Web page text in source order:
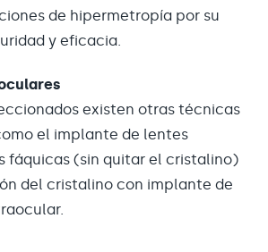
de hipermetropía por su
y eficacia.
existen otras técnicas
el implante de lentes
fáquicas (sin quitar el cristalino)
del cristalino con implante de